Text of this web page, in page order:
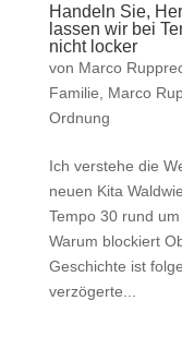
Handeln Sie,
lassen wir bei
nicht locker
von Marco
Familie
Marco
Ordnung
Ich verstehe die
neuen Kita
Tempo 30 rund
Warum blockiert
Geschichte ist
verzögerte...